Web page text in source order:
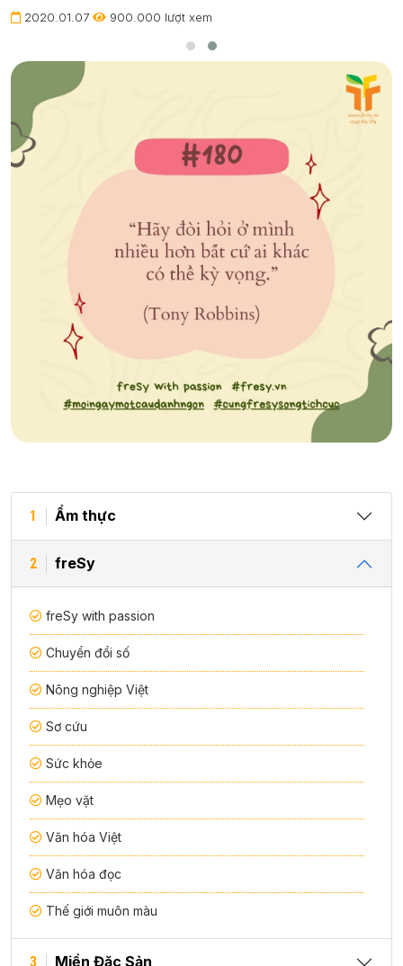
2020.01.07 900.000 lượt xem
1 Ẩm thực
2 freSy
freSy with passion
Chuyển đổi số
Nông nghiệp Việt
Sơ cứu
Sức khỏe
Mẹo vặt
Văn hóa Việt
Văn hóa đọc
Thế giới muôn màu
3 Miền Đặc Sản